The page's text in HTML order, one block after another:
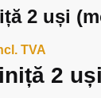
2 uși
TVA
2 uși